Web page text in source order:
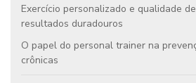
Exercício personalizado e qualidade
resultados duradouros
O papel do personal trainer na
crônicas